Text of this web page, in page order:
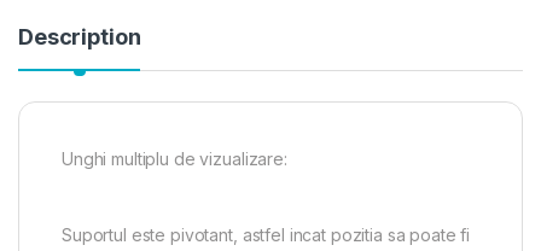
Description
Unghi multiplu de vizualizare:
Suportul este pivotant, astfel incat pozitia sa poate fi